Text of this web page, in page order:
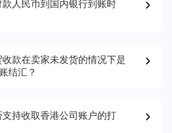
人民币到国内银行到账时
款在卖家未发货的情况下是
结汇？
持收取香港公司账户的打